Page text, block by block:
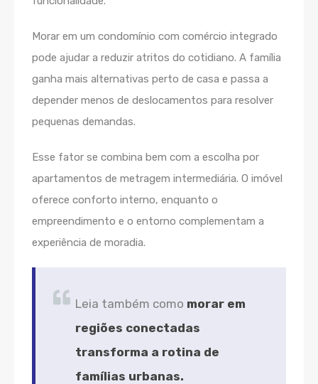
Morar em um condomínio com comércio integrado
pode ajudar a reduzir atritos do cotidiano. A família
ganha mais alternativas perto de casa e passa a
depender menos de deslocamentos para resolver
pequenas demandas.
Esse fator se combina bem com a escolha por
apartamentos de metragem intermediária. O imóvel
oferece conforto interno, enquanto o
empreendimento e o entorno complementam a
experiência de moradia.
Leia também como morar em
regiões conectadas
transforma a rotina de
famílias urbanas.